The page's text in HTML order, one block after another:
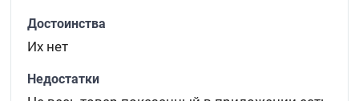
Достоинства
Их нет
Недостатки